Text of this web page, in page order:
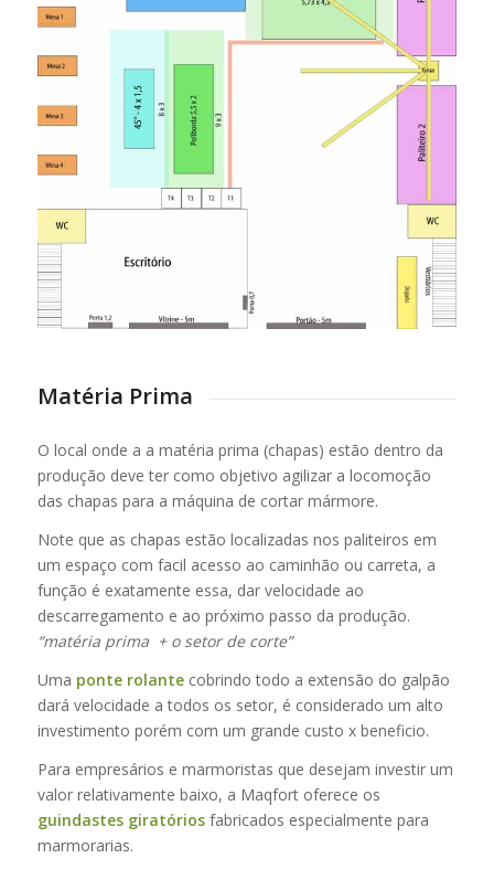
Matéria Prima
O local onde a a matéria prima (chapas) estão dentro da
produção deve ter como objetivo agilizar a locomoção
das chapas para a máquina de cortar mármore.
Note que as chapas estão localizadas nos paliteiros em
um espaço com facil acesso ao caminhão ou carreta, a
função é exatamente essa, dar velocidade ao
descarregamento e ao próximo passo da produção.
“matéria prima + o setor de corte”
Uma ponte rolantecobrindo todo a extensão do galpão
dará velocidade a todos os setor, é considerado um alto
investimento porém com um grande custo x beneficio.
Para empresários e marmoristas que desejam investir um
valor relativamente baixo, a Maqfort oferece os
guindastes giratóriosfabricados especialmente para
marmorarias.